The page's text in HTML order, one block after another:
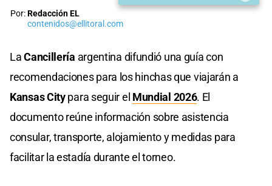
Por:Redacción EL
contenidos@ellitoral.com
LaCancillería argentina difundió una guía con
recomendaciones para los hinchas que viajarán a
Kansas Citypara seguir el Mundial 2026. El
documento reúne información sobre asistencia
consular, transporte, alojamiento y medidas para
facilitar la estadía durante el torneo.